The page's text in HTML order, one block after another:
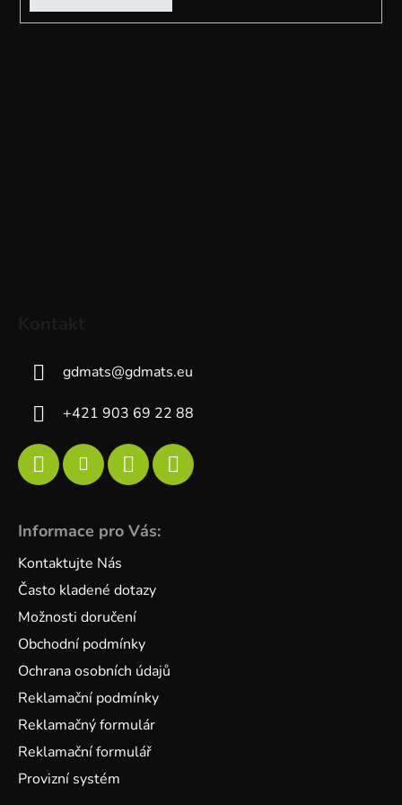
gdmats@gdmats.eu
+421 903 69 22 88
Informace pro Vás:
Kontaktujte Nás
Často kladené dotazy
Možnosti doručení
Obchodní podmínky
Ochrana osobních údajů
Reklamační podmínky
Reklamačný formulár
Reklamační formulář
Provizní systém